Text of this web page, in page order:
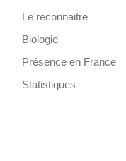
Le reconnaitre
Biologie
Présence en France
Statistiques